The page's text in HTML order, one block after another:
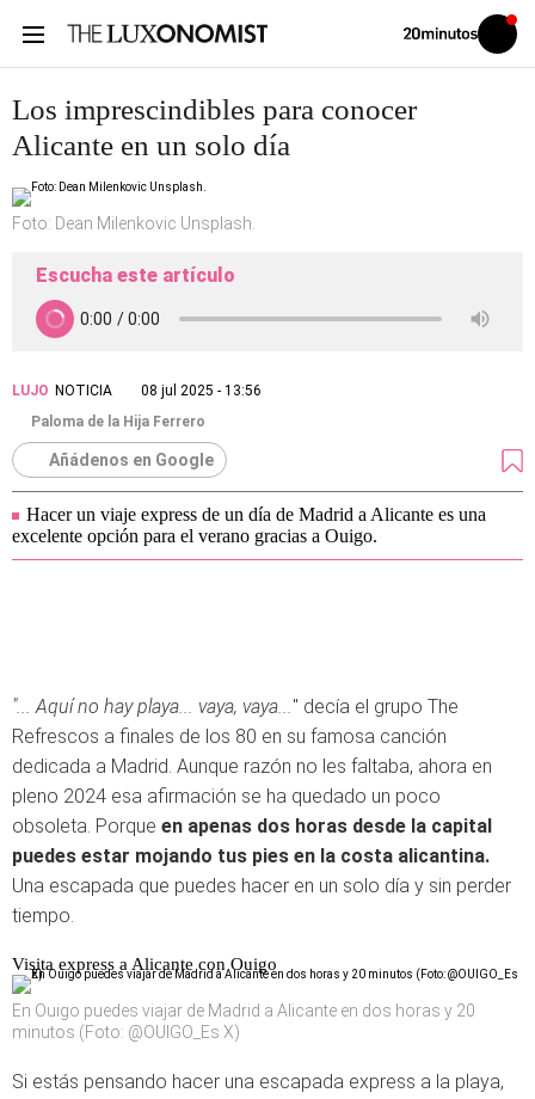
Volver
Iniciar
sesión
Los imprescindibles para conocer
Alicante en un solo día
Foto: Dean Milenkovic Unsplash.
Escucha este artículo
LUJO NOTICIA
08 jul 2025 - 13:56
Paloma de la Hija Ferrero
Añádenos en Google
Hacer un viaje express de un día de Madrid a Alicante es una
excelente opción para el verano gracias a Ouigo.
"... Aquí no hay playa... vaya, vaya..." decía el grupo The
Refrescos a finales de los 80 en su famosa canción
dedicada a Madrid. Aunque razón no les faltaba, ahora en
pleno 2024 esa afirmación se ha quedado un poco
obsoleta. Porque en apenas dos horas desde la capital
puedes estar mojando tus pies en la costa alicantina.
Una escapada que puedes hacer en un solo día y sin perder
tiempo.
Visita express a Alicante con Ouigo
En Ouigo puedes viajar de Madrid a Alicante en dos horas y 20
minutos (Foto: @OUIGO_Es X)
Si estás pensando hacer una escapada express a la playa,